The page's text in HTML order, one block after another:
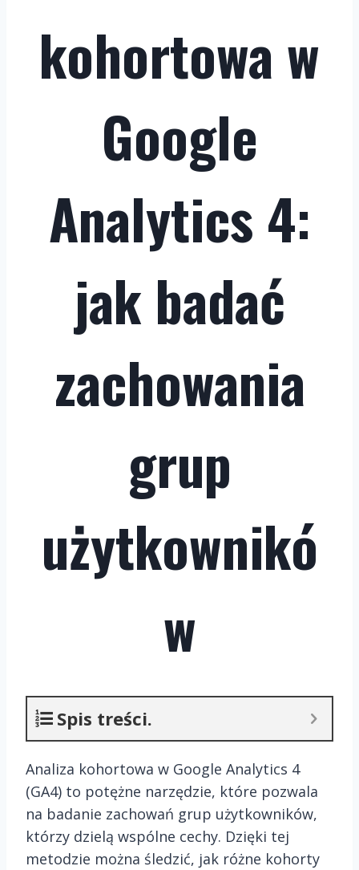
kohortowa w
Google
Analytics 4:
jak badać
zachowania
grup
użytkownikó
w
Spis treści.
Analiza kohortowa w Google Analytics 4
(GA4) to potężne narzędzie, które pozwala
na badanie zachowań grup użytkowników,
którzy dzielą wspólne cechy. Dzięki tej
metodzie można śledzić, jak różne kohorty